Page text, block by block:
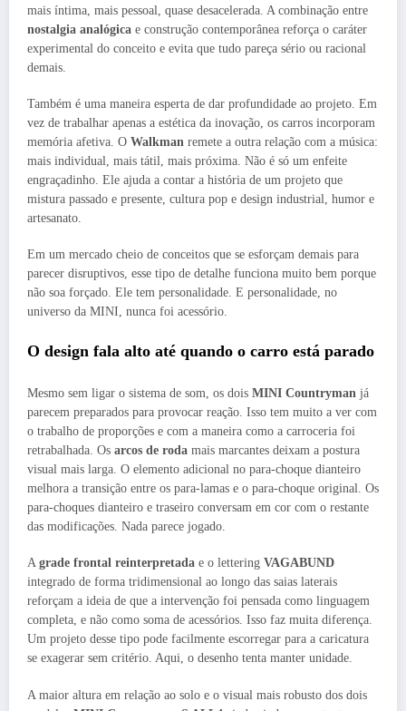
mais íntima, mais pessoal, quase desacelerada. A combinação entre
nostalgia analógica e construção contemporânea reforça o caráter
experimental do conceito e evita que tudo pareça sério ou racional
demais.
Também é uma maneira esperta de dar profundidade ao projeto. Em
vez de trabalhar apenas a estética da inovação, os carros incorporam
memória afetiva. O Walkman remete a outra relação com a música:
mais individual, mais tátil, mais próxima. Não é só um enfeite
engraçadinho. Ele ajuda a contar a história de um projeto que
mistura passado e presente, cultura pop e design industrial, humor e
artesanato.
Em um mercado cheio de conceitos que se esforçam demais para
parecer disruptivos, esse tipo de detalhe funciona muito bem porque
não soa forçado. Ele tem personalidade. E personalidade, no
universo da MINI, nunca foi acessório.
O design fala alto até quando o carro está parado
Mesmo sem ligar o sistema de som, os dois MINI Countryman já
parecem preparados para provocar reação. Isso tem muito a ver com
o trabalho de proporções e com a maneira como a carroceria foi
retrabalhada. Os arcos de roda mais marcantes deixam a postura
visual mais larga. O elemento adicional no para-choque dianteiro
melhora a transição entre os para-lamas e o para-choque original. Os
para-choques dianteiro e traseiro conversam em cor com o restante
das modificações. Nada parece jogado.
A grade frontal reinterpretada e o lettering VAGABUND
integrado de forma tridimensional ao longo das saias laterais
reforçam a ideia de que a intervenção foi pensada como linguagem
completa, e não como soma de acessórios. Isso faz muita diferença.
Um projeto desse tipo pode facilmente escorregar para a caricatura
se exagerar sem critério. Aqui, o desenho tenta manter unidade.
A maior altura em relação ao solo e o visual mais robusto dos dois